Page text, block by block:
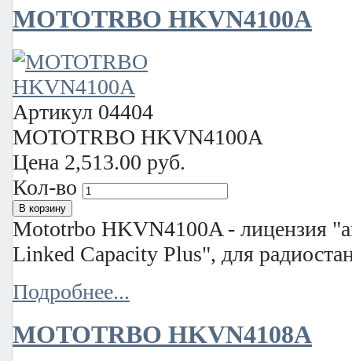
MOTOTRBO HKVN4100A
Артикул 04404
MOTOTRBO HKVN4100A
Цена 2,513.00 руб.
Кол-во
Mototrbo HKVN4100A - лицензия
Linked Capacity Plus", для
Подробнее...
MOTOTRBO HKVN4108A